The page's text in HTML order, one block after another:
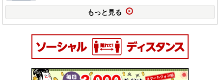
もっと見る